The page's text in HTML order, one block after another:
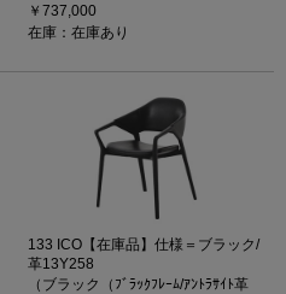
￥737,000
在庫：在庫あり
133 ICO【在庫品】仕様＝ブラック/
革13Y258
（ブラック（ﾌﾞﾗｯｸﾌﾚｰﾑ/ｱﾝﾄﾗｻｲﾄ革